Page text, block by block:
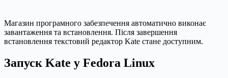
Магазин програмного забезпечення автоматично виконає
завантаження та встановлення. Після завершення
встановлення текстовий редактор Kate стане доступним.
Запуск Kate у Fedora Linux